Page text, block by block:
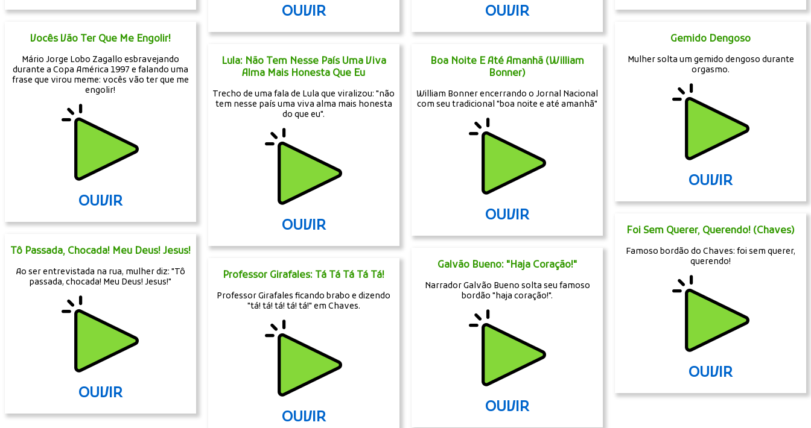
Vocês Vão Ter Que Me Engolir!
Mário Jorge Lobo Zagallo esbravejando
durante a Copa América 1997 e falando uma
frase que virou meme: vocês vão ter que me
engolir!
OUVIR
Tô Passada, Chocada! Meu Deus! Jesus!
Ao ser entrevistada na rua, mulher diz: "Tô
passada, chocada! Meu Deus! Jesus!"
OUVIR
OUVIR
Lula: Não Tem Nesse País Uma Viva
Alma Mais Honesta Que Eu
Trecho de uma fala de Lula que viralizou: "não
tem nesse país uma viva alma mais honesta
do que eu".
OUVIR
Professor Girafales: Tá Tá Tá Tá Tá!
Professor Girafales ficando brabo e dizendo
"tá! tá! tá! tá! tá!" em Chaves.
OUVIR
OUVIR
Boa Noite E Até Amanhã (William
Bonner)
William Bonner encerrando o Jornal Nacional
com seu tradicional "boa noite e até amanhã"
OUVIR
Galvão Bueno: "Haja Coração!"
Narrador Galvão Bueno solta seu famoso
bordão "haja coração!".
OUVIR
Gemido Dengoso
Mulher solta um gemido dengoso durante
orgasmo.
OUVIR
Foi Sem Querer, Querendo! (Chaves)
Famoso bordão do Chaves: foi sem querer,
querendo!
OUVIR